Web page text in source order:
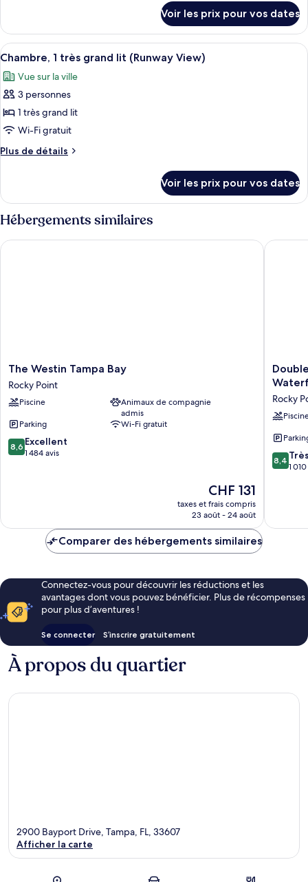
Chambre,
lits
doubles
(Runway
View)
le
type
de
Chambre,
2
doubles
(Runway
Voir les prix pour vos dates
Afficher
toutes
les
photos
pour
ce
type
de
Chambre,
très
grand
Une chambre d’hôtel équipée d’un
8
Chambre, 1 très grand lit (Runway View)
Vue sur la ville
3 personnes
1 très grand lit
Wi-Fi gratuit
Plus de détails
Plus
le
type
de
chambre
Chambre,
Voir les prix pour vos dates
Hébergements similaires
The
Westin
Tampa
Bay
Point
The Westin Tampa Bay
Rocky Point
Piscine
Animaux de compagnie
admis
Parking
Wi-Fi gratuit
8.6
sur
8,6 Excellent
1 484 avis
Le
nouveau
prix
de
CHF 131
taxes et frais compris
23 août - 24 août
The Westin Tampa Bay
by
Tampa
Rocky
Rocky
Point
Rocky
8.4
sur
8,4
1
Comparer des hébergements similaires
Connectez-vous pour découvrir les réductions et les
avantages dont vous pouvez bénéficier. Plus de récompenses
pour plus d’aventures !
Se connecter S’inscrire gratuitement
À propos du quartier
2900 Bayport Drive, Tampa, FL, 33607
Afficher la carte